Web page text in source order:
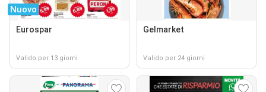
Nuovo
Eurospar
Valido per 13 giorni
Gelmarket
Valido per 24 giorni